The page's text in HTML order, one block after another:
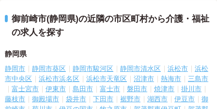
御前崎市(静岡県)の近隣の市区町村から介護・福祉
の求人を探す
静岡県
静岡市 静岡市葵区 静岡市駿河区 静岡市清水区 浜松市
浜松
市中央区
浜松市浜名区 浜松市天竜区 沼津市 熱海市
三島市
富士宮市
伊東市 島田市 富士市 磐田市 焼津市
掛川市
藤枝市
御殿場市 袋井市 下田市 裾野市 湖西市 伊豆市
御